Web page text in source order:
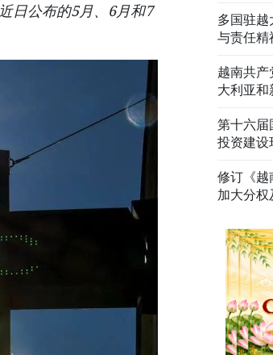
日公布的5月、6月和7
多国驻越
与责任精
越南共产
大利亚和
第十六届
投资建设
修订《越
加大分权